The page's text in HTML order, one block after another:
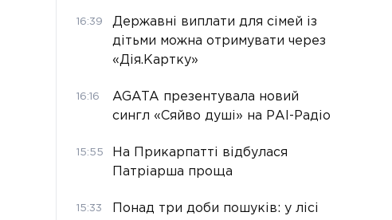
16:39
Державні виплати для сімей із
дітьми можна отримувати через
«Дія.Картку»
16:16
AGATA презентувала новий
сингл «Сяйво душі» на РАІ-Радіо
15:55
На Прикарпатті відбулася
Патріарша проща
15:33
Понад три доби пошуків: у лісі